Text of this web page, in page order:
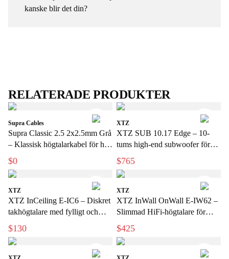
kanske blir det din?
RELATERADE PRODUKTER
Supra Cables
Supra Classic 2.5 2x2.5mm Grå
– Klassisk högtalarkabel för hi-
fi och hemmabio
$0
XTZ
XTZ SUB 10.17 Edge – 10-
tums high-end subwoofer för
hemmabio
$765
XTZ
XTZ InCeiling E-IC6 – Diskret
takhögtalare med fylligt och
detaljerat ljud
$130
XTZ
XTZ InWall OnWall E-IW62 –
Slimmad HiFi-högtalare för
vägg och inbyggnad
$425